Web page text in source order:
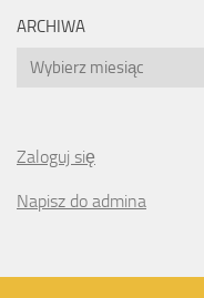
ARCHIWA
Archiwa
Zaloguj się
Napisz do admina